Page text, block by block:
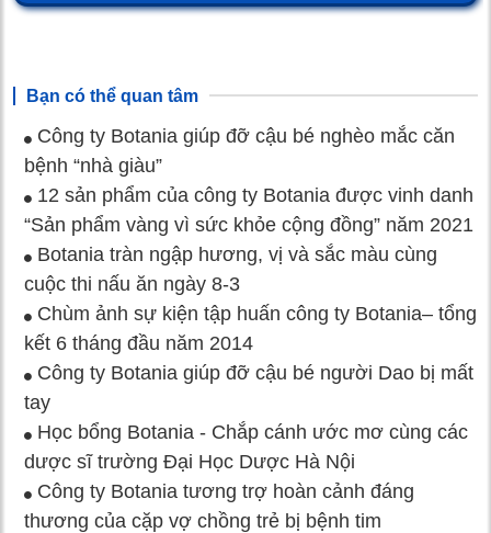
Bạn có thể quan tâm
Công ty Botania giúp đỡ cậu bé nghèo mắc căn
bệnh “nhà giàu”
12 sản phẩm của công ty Botania được vinh danh
“Sản phẩm vàng vì sức khỏe cộng đồng” năm 2021
Botania tràn ngập hương, vị và sắc màu cùng
cuộc thi nấu ăn ngày 8-3
Chùm ảnh sự kiện tập huấn công ty Botania– tổng
kết 6 tháng đầu năm 2014
Công ty Botania giúp đỡ cậu bé người Dao bị mất
tay
Học bổng Botania - Chắp cánh ước mơ cùng các
dược sĩ trường Đại Học Dược Hà Nội
Công ty Botania tương trợ hoàn cảnh đáng
thương của cặp vợ chồng trẻ bị bệnh tim